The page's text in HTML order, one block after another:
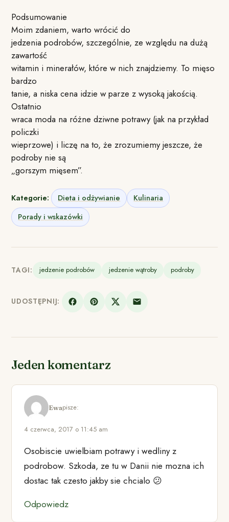
Podsumowanie
Moim zdaniem, warto wrócić do
jedzenia podrobów, szczególnie, ze względu na dużą
zawartość
witamin i minerałów, które w nich znajdziemy. To mięso
bardzo
tanie, a niska cena idzie w parze z wysoką jakością.
Ostatnio
wraca moda na różne dziwne potrawy (jak na przykład
policzki
wieprzowe) i liczę na to, że zrozumiemy jeszcze, że
podroby nie są
„gorszym mięsem”.
Kategorie: Dieta i odżywianie
Kulinaria
Porady i wskazówki
TAGI: jedzenie podrobów jedzenie wątroby podroby
UDOSTĘPNIJ:
Jeden komentarz
Ewapisze:
4 czerwca, 2017 o 11:45 am
Osobiscie uwielbiam potrawy i wedliny z
podrobow. Szkoda, ze tu w Danii nie mozna ich
dostac tak czesto jakby sie chcialo 😕
Odpowiedz